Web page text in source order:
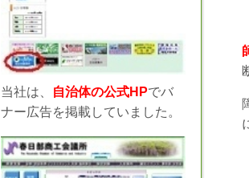
当社は、 自治体の公式HPでバ
ナー広告を掲載していました。